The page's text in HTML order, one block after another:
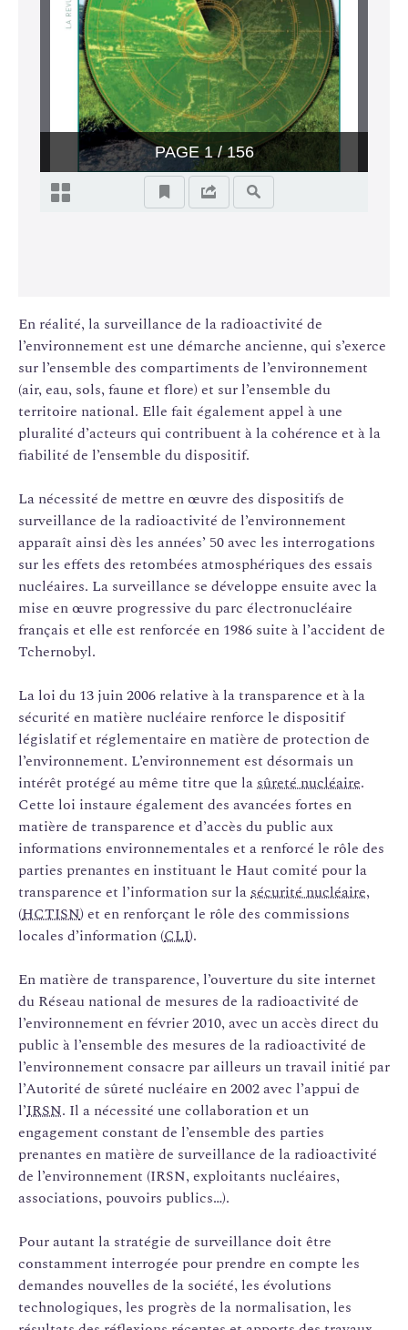
En réalité, la surveillance de la radioactivité de
l’environnement est une démarche ancienne, qui s’exerce
sur l’ensemble des compartiments de l’environnement
(air, eau, sols, faune et flore) et sur l’ensemble du
territoire national. Elle fait également appel à une
pluralité d’acteurs qui contribuent à la cohérence et à la
fiabilité de l’ensemble du dispositif.
La nécessité de mettre en œuvre des dispositifs de
surveillance de la radioactivité de l’environnement
apparaît ainsi dès les années’ 50 avec les interrogations
sur les effets des retombées atmosphériques des essais
nucléaires. La surveillance se développe ensuite avec la
mise en œuvre progressive du parc électronucléaire
français et elle est renforcée en 1986 suite à l’accident de
Tchernobyl.
La loi du 13 juin 2006 relative à la transparence et à la
sécurité en matière nucléaire renforce le dispositif
législatif et réglementaire en matière de protection de
l’environnement. L’environnement est désormais un
intérêt protégé au même titre que lasûreté nucléaire.
Cette loi instaure également des avancées fortes en
matière de transparence et d’accès du public aux
informations environnementales et a renforcé le rôle des
parties prenantes en instituant le Haut comité pour la
transparence et l’information sur lasécurité nucléaire,
(HCTISN) et en renforçant le rôle des commissions
locales d’information (CLI).
En matière de transparence, l’ouverture du site internet
du Réseau national de mesures de la radioactivité de
l’environnement en février 2010, avec un accès direct du
public à l’ensemble des mesures de la radioactivité de
l’environnement consacre par ­ailleurs un travail initié par
l’Autorité de sûreté nucléaire en 2002 avec l’appui de
l’IRSN. Il a nécessité une collaboration et un
engagement constant de l’ensemble des parties
prenantes en matière de surveillance de la radioactivité
de l’environnement (IRSN, exploitants nucléaires,
associations, pouvoirs publics…).
Pour autant la stratégie de surveillance doit être
constamment interrogée pour prendre en compte les
demandes nouvelles de la société, les évolutions
technologiques, les progrès de la normalisation, les